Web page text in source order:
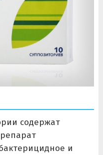
содержат
и